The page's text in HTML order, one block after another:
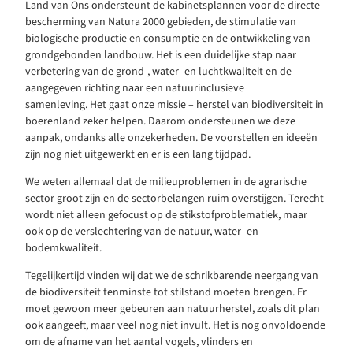
Land van Ons ondersteunt de kabinetsplannen voor de directe
bescherming van Natura 2000 gebieden, de stimulatie van
biologische productie en consumptie en de ontwikkeling van
grondgebonden landbouw. Het is een duidelijke stap naar
verbetering van de grond-, water- en luchtkwaliteit en de
aangegeven richting naar een natuurinclusieve
samenleving. Het gaat onze missie – herstel van biodiversiteit in
boerenland zeker helpen. Daarom ondersteunen we deze
aanpak, ondanks alle onzekerheden. De voorstellen en ideeën
zijn nog niet uitgewerkt en er is een lang tijdpad.
We weten allemaal dat de milieuproblemen in de agrarische
sector groot zijn en de sectorbelangen ruim overstijgen. Terecht
wordt niet alleen gefocust op de stikstofproblematiek, maar
ook op de verslechtering van de natuur, water- en
bodemkwaliteit.
Tegelijkertijd vinden wij dat we de schrikbarende neergang van
de biodiversiteit tenminste tot stilstand moeten brengen. Er
moet gewoon meer gebeuren aan natuurherstel, zoals dit plan
ook aangeeft, maar veel nog niet invult. Het is nog onvoldoende
om de afname van het aantal vogels, vlinders en